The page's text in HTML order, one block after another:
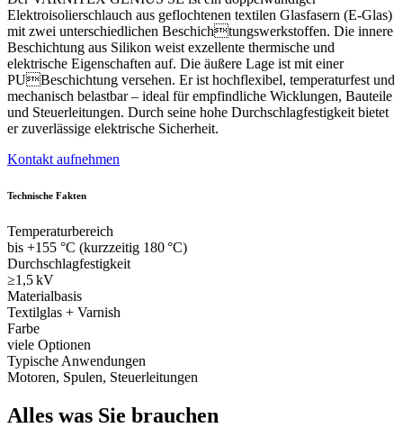
Elektroisolierschlauch aus geflochtenen textilen Glasfasern (E-Glas)
mit zwei unterschiedlichen Beschichtungswerkstoffen. Die innere
Beschichtung aus Silikon weist exzellente thermische und
elektrische Eigenschaften auf. Die äußere Lage ist mit einer
PUBeschichtung versehen. Er ist hochflexibel, temperaturfest und
mechanisch belastbar – ideal für empfindliche Wicklungen, Bauteile
und Steuerleitungen. Durch seine hohe Durchschlagfestigkeit bietet
er zuverlässige elektrische Sicherheit.
Kontakt aufnehmen
Technische Fakten
Temperaturbereich
bis +155 °C (kurzzeitig 180 °C)
Durchschlagfestigkeit
≥1,5 kV
Materialbasis
Textilglas + Varnish
Farbe
viele Optionen
Typische Anwendungen
Motoren, Spulen, Steuerleitungen
Alles was Sie brauchen